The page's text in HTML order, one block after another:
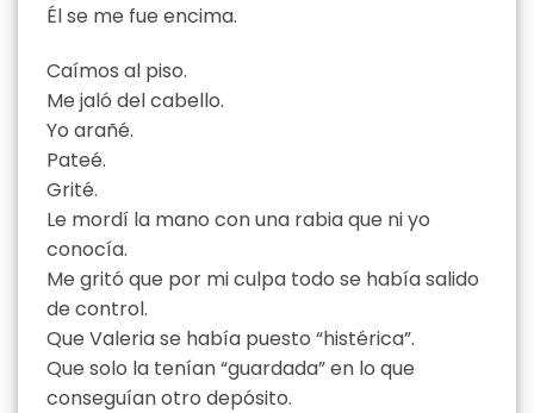
Él se me fue encima.
Caímos al piso.
Me jaló del cabello.
Yo arañé.
Pateé.
Grité.
Le mordí la mano con una rabia que ni yo
conocía.
Me gritó que por mi culpa todo se había salido
de control.
Que Valeria se había puesto “histérica”.
Que solo la tenían “guardada” en lo que
conseguían otro depósito.